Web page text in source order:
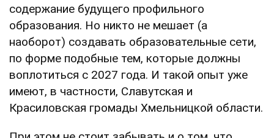
содержание будущего профильного
образования. Но никто не мешает (а
наоборот) создавать образовательные сети,
по форме подобные тем, которые должны
воплотиться с 2027 года. И такой опыт уже
имеют, в частности, Славутская и
Красиловская громады Хмельницкой области.